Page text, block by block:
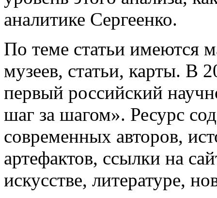
аналитике Сергеенко.
По теме статьи имеются
музеев, статьи, карты. В
первый российский
шаг за шагом». Ресурс
современных авторов,
артефактов, ссылки на
искусстве, литературе,